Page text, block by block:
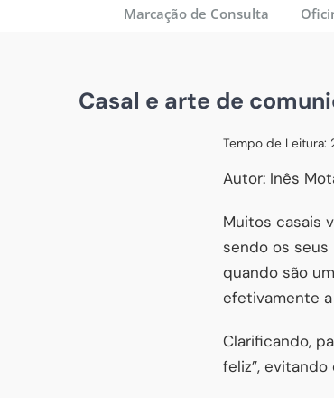
Marcação de Consulta
Casal e arte de
Tempo de Leitura:
Autor: Inês
Muitos casais
sendo os
quando são
efetivamente
Clarificando,
feliz”,